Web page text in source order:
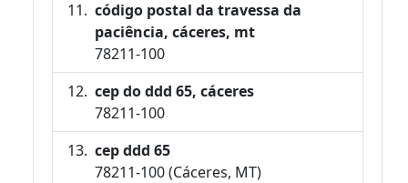
código postal da travessa da
paciência, cáceres, mt
78211-100
cep do ddd 65, cáceres
78211-100
cep ddd 65
78211-100 (Cáceres, MT)